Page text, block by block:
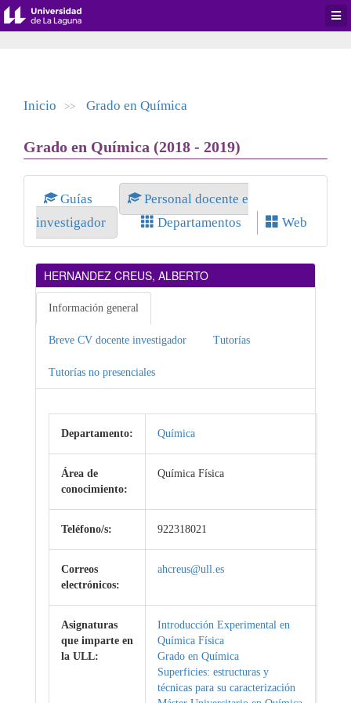
Inicio >> Grado en Química
Grado en Química (2018 - 2019)
Guías
Personal docente e
investigador
Departamentos Web
HERNANDEZ CREUS, ALBERTO
Información general
Breve CV docente investigador Tutorías
Tutorías no presenciales
Departamento: Química
Área de
conocimiento:
Química Física
Teléfono/s: 922318021
Correos
electrónicos:
ahcreus@ull.es
Asignaturas
que imparte en
la ULL:
Introducción Experimental en
Química Física
Grado en Química
Superficies: estructuras y
técnicas para su caracterización